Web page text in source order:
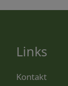
Links
Kontakt